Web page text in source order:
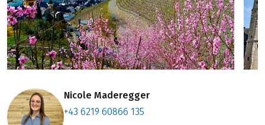
Nicole Maderegger
+43 6219 60866 135